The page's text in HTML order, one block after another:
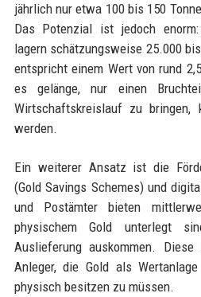
jährlich nur etwa 100 bis 150
Das Potenzial ist jedoch
lagern schätzungsweise 25.000
entspricht einem Wert von rund
es gelänge, nur einen
Wirtschaftskreislauf zu bringen,
werden.
Ein weiterer Ansatz ist die
(Gold Savings Schemes) und
und Postämter bieten
physischem Gold unterlegt
Auslieferung auskommen.
Anleger, die Gold als
physisch besitzen zu müssen.